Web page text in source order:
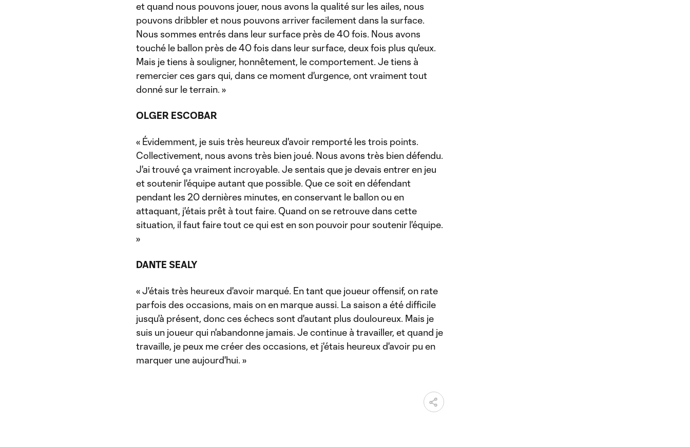
et quand nous pouvons jouer, nous avons la qualité sur les ailes, nous
pouvons dribbler et nous pouvons arriver facilement dans la surface.
Nous sommes entrés dans leur surface près de 40 fois. Nous avons
touché le ballon près de 40 fois dans leur surface, deux fois plus qu'eux.
Mais je tiens à souligner, honnêtement, le comportement. Je tiens à
remercier ces gars qui, dans ce moment d'urgence, ont vraiment tout
donné sur le terrain. »
OLGER ESCOBAR
« Évidemment, je suis très heureux d'avoir remporté les trois points.
Collectivement, nous avons très bien joué. Nous avons très bien défendu.
J'ai trouvé ça vraiment incroyable. Je sentais que je devais entrer en jeu
et soutenir l'équipe autant que possible. Que ce soit en défendant
pendant les 20 dernières minutes, en conservant le ballon ou en
attaquant, j'étais prêt à tout faire. Quand on se retrouve dans cette
situation, il faut faire tout ce qui est en son pouvoir pour soutenir l'équipe.
»
DANTE SEALY
« J'étais très heureux d'avoir marqué. En tant que joueur offensif, on rate
parfois des occasions, mais on en marque aussi. La saison a été difficile
jusqu'à présent, donc ces échecs sont d'autant plus douloureux. Mais je
suis un joueur qui n'abandonne jamais. Je continue à travailler, et quand je
travaille, je peux me créer des occasions, et j'étais heureux d'avoir pu en
marquer une aujourd'hui. »